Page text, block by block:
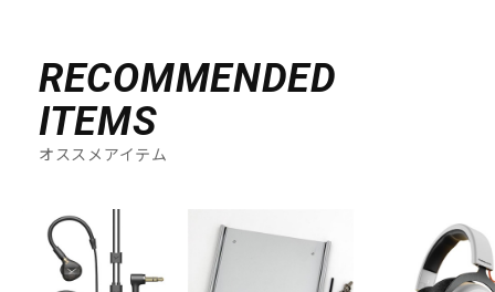
RECOMMENDED
ITEMS
オススメアイテム